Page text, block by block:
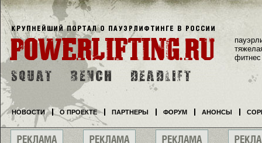
фитнес
НОВОСТИ О ПРОЕКТЕ ПАРТНЕРЫ ФОРУМ АНОНСЫ